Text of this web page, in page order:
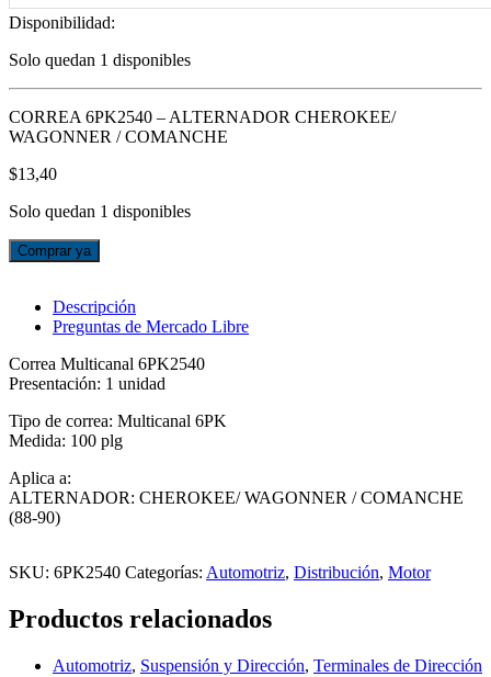
Disponibilidad:
Solo quedan 1 disponibles
CORREA 6PK2540 – ALTERNADOR CHEROKEE/
WAGONNER / COMANCHE
$13,40
Solo quedan 1 disponibles
CORREA
6PK2540
ALTERNADOR
CHEROKEE/
/
COMANCHE
Comprar ya
Descripción
Preguntas de Mercado Libre
Correa Multicanal 6PK2540
Presentación: 1 unidad
Tipo de correa: Multicanal 6PK
Medida: 100 plg
Aplica a:
ALTERNADOR: CHEROKEE/ WAGONNER / COMANCHE
(88-90)
SKU: 6PK2540 Categorías: Automotriz, Distribución, Motor
Productos relacionados
Automotriz, Suspensión y Dirección, Terminales de Dirección